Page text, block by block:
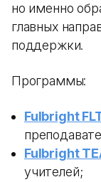
но именно
главных
поддержки.
Программы:
Fulbright
Fulbright
учителей;